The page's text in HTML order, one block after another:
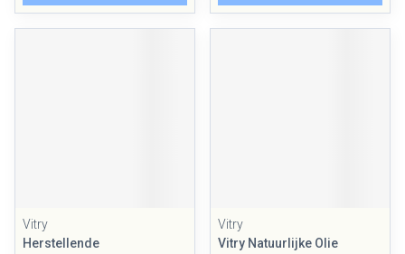
Vitry
Herstellende
Vitry
Vitry Natuurlijke Olie